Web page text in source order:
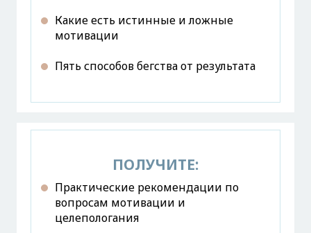
Какие есть истинные и ложные
мотивации
Пять способов бегства от результата
ПОЛУЧИТЕ:
Практические рекомендации по
вопросам мотивации и
целепологания